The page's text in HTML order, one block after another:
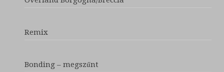
Remix
Bonding – megszűnt